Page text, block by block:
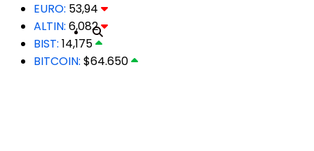
EURO: 53,94
ALTIN: 6,082
BIST: 14,175
BITCOIN: $64.650